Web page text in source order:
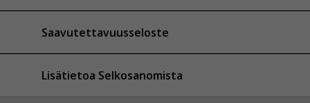
Saavutettavuusseloste
Lisätietoa Selkosanomista